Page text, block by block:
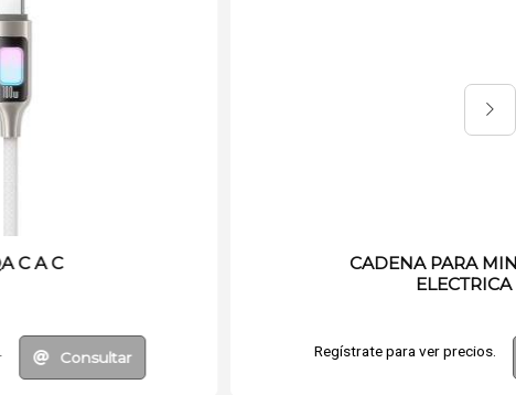
COMBO DE OFICINA
Regístrate para ver precios. Consultar